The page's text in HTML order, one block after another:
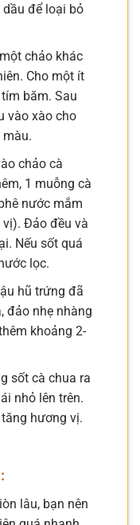
để loại bỏ
chảo khác
Cho một ít
băm. Sau
vào xào cho
màu.
chảo cà
1 muỗng cà
nước mắm
Đảo đều và
Nếu sốt quá
lọc.
hũ trứng đã
đảo nhẹ nhàng
khoảng 2-
sốt cà chua ra
nhỏ lên trên.
hương vị.
lâu, bạn nên